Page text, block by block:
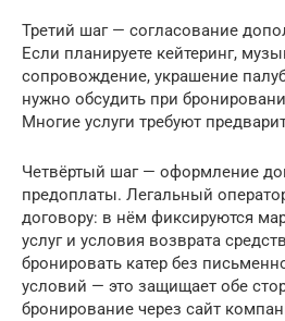
Третий шаг — согласование
Если планируете кейтеринг,
сопровождение, украшение
нужно обсудить при
Многие услуги требуют
Четвёртый шаг — оформление
предоплаты. Легальный
договору: в нём фиксируются
услуг и условия возврата
бронировать катер без
условий — это защищает обе
бронирование через сайт